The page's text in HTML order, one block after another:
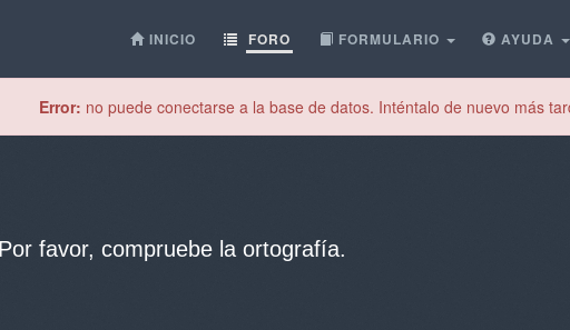
INICIO FORO FORMULARIO AYUDA
Error: no puede conectarse a la base de datos. Inténtalo de nuevo más
favor, compruebe la ortografía.